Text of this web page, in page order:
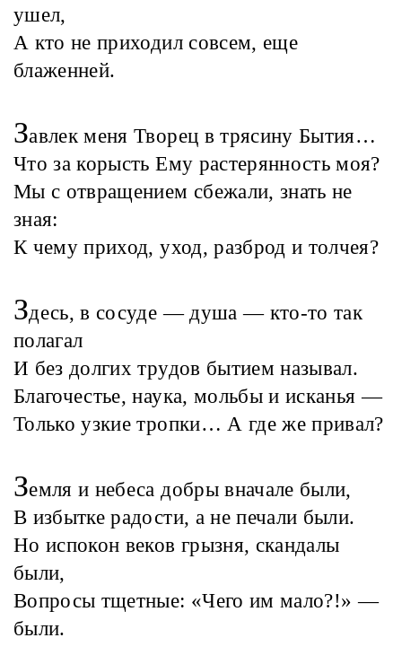
ушел,
А кто не приходил совсем, еще
блаженней.
Завлек меня Творец в трясину Бытия…
Что за корысть Ему растерянность моя?
Мы с отвращением сбежали, знать не
зная:
К чему приход, уход, разброд и толчея?
Здесь, в сосуде — душа — кто-то так
полагал
И без долгих трудов бытием называл.
Благочестье, наука, мольбы и исканья —
Только узкие тропки… А где же привал?
Земля и небеса добры вначале были,
В избытке радости, а не печали были.
Но испокон веков грызня, скандалы
были,
Вопросы тщетные: «Чего им мало?!» —
были.